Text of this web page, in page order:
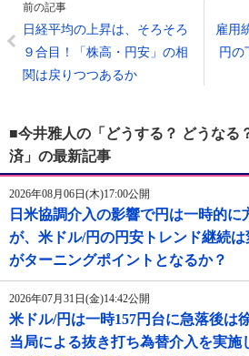
前の記事
日経平均の上昇は、そろそろ
９合目！「株高・円安」の相
関は戻りつつあるか
雇用
円の
■今井雅人の「どうする？ どうなる
済」の最新記事
2026年08月06日(木)17:00公開
日米協調介入の影響で円は一時的に
が、米ドル/円の円安トレンド継続
がターニングポイントとなるか？
2026年07月31日(金)14:42公開
米ドル/円は一時157円台に急落後は
当局による抜き打ち為替介入を実施